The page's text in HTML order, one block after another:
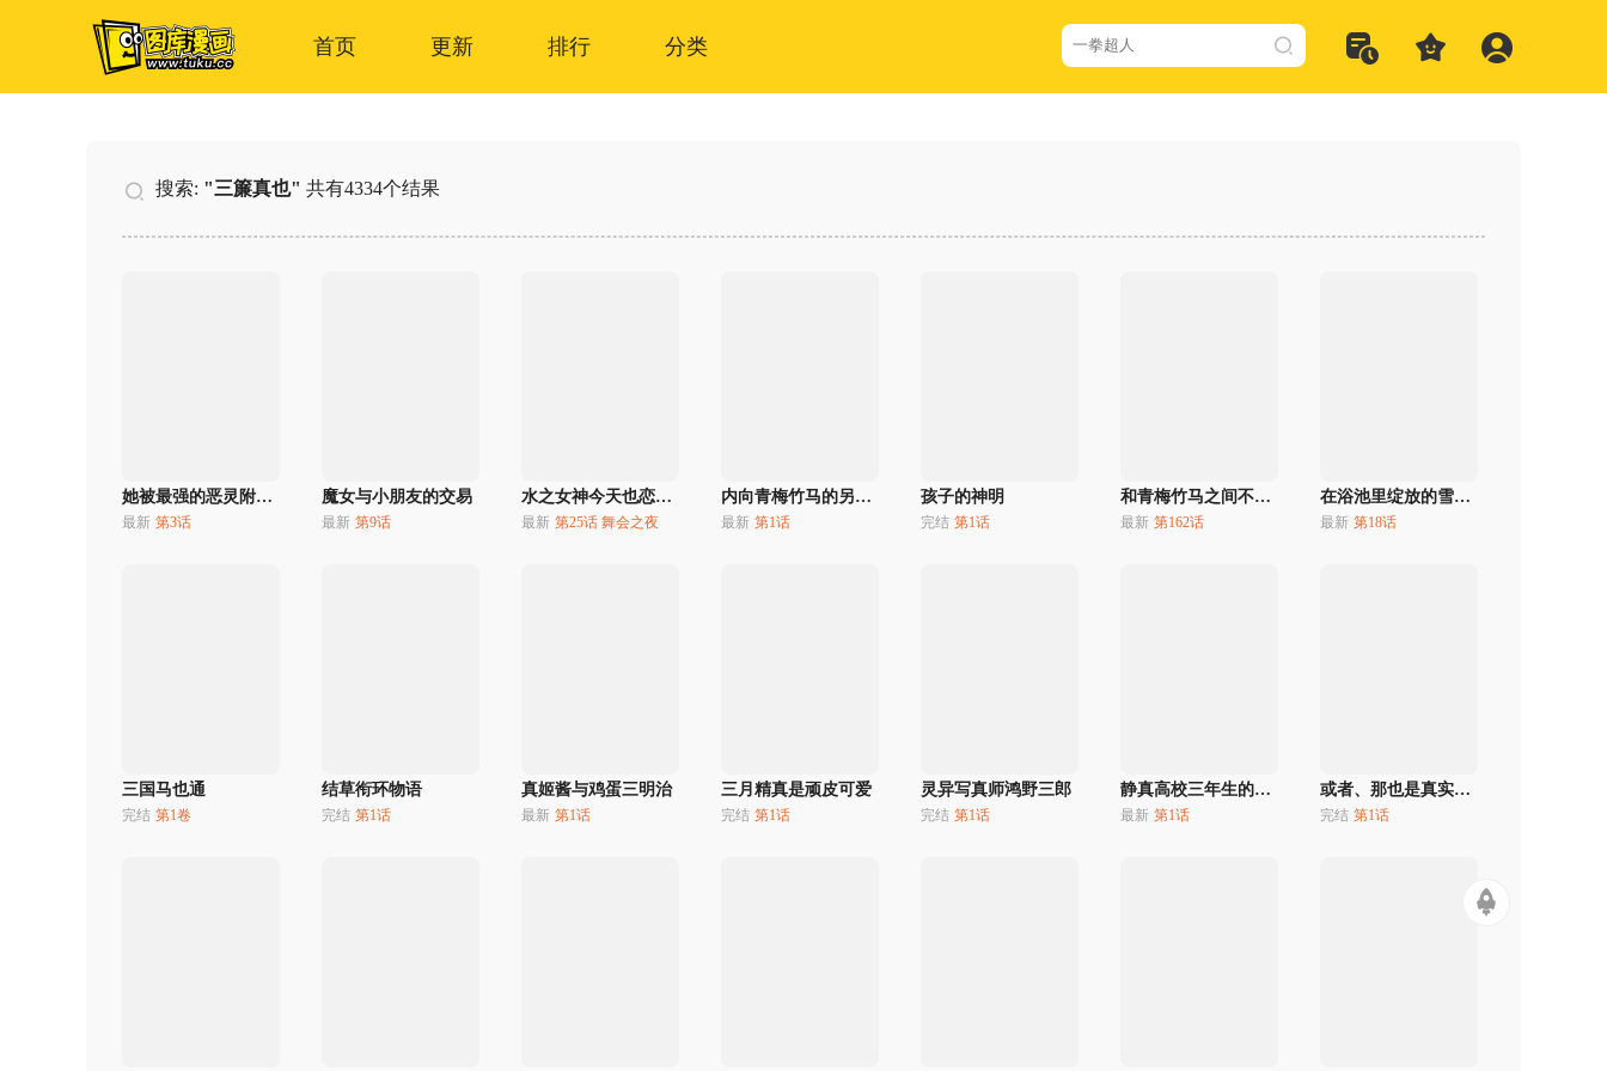
首页 更新 排行 分类
搜索: "三簾真也" 共有4334个结果
她被最强的恶灵附身了
最新 第3话
魔女与小朋友的交易
最新 第9话
水之女神今天也恋爱了吗
最新 第25话 舞会之夜
内向青梅竹马的另一面
最新 第1话
孩子的神明
完结 第1话
和青梅竹马之间不会有恋爱喜剧
最新 第162话
在浴池里绽放的雪芽前辈
最新 第18话
三国马也通
完结 第1卷
结草衔环物语
完结 第1话
真姬酱与鸡蛋三明治
最新 第1话
三月精真是顽皮可爱
完结 第1话
灵异写真师鸿野三郎
完结 第1话
静真高校三年生的千曜
最新 第1话
或者、那也是真实的日子
完结 第1话